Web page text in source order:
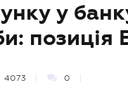
у
позиція
4073 0